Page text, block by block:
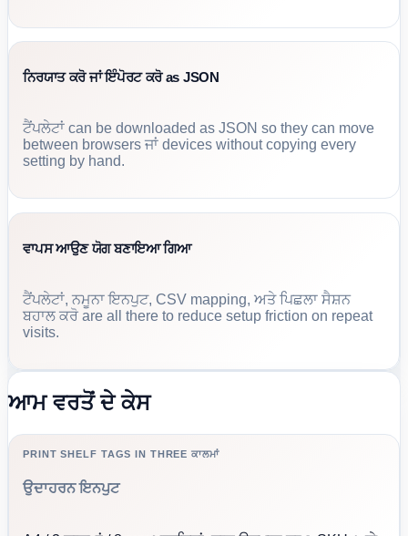
ਨਿਰਯਾਤ ਕਰੋ ਜਾਂ ਇੰਪੋਰਟ ਕਰੋ as JSON
ਟੈਂਪਲੇਟਾਂ can be downloaded as JSON so they can move
between browsers ਜਾਂ devices without copying every
setting by hand.
ਵਾਪਸ ਆਉਣ ਯੋਗ ਬਣਾਇਆ ਗਿਆ
ਟੈਂਪਲੇਟਾਂ, ਨਮੂਨਾ ਇਨਪੁਟ, CSV mapping, ਅਤੇ ਪਿਛਲਾ ਸੈਸ਼ਨ
ਬਹਾਲ ਕਰੋ are all there to reduce setup friction on repeat
visits.
ਆਮ ਵਰਤੋਂ ਦੇ ਕੇਸ
PRINT SHELF TAGS IN THREE ਕਾਲਮਾਂ
ਉਦਾਹਰਨ ਇਨਪੁਟ